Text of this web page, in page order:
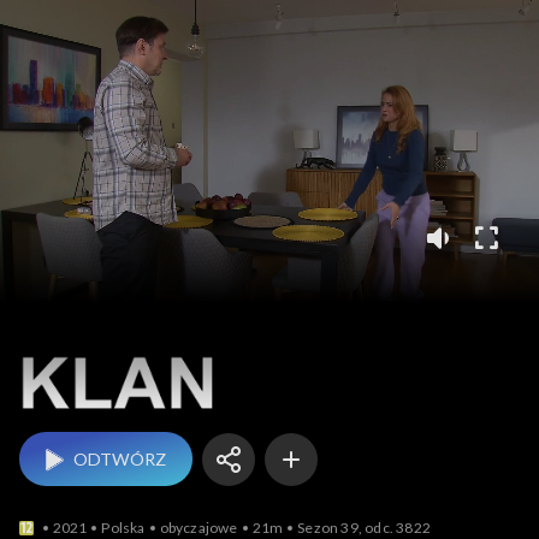
Klan
ODTWÓRZ
2021 Polska obyczajowe 21m Sezon 39, odc. 3822